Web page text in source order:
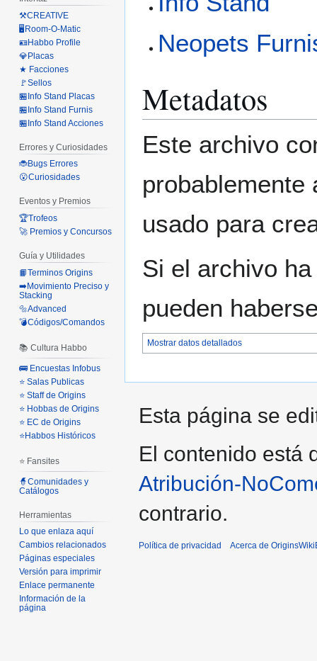
Neopets
Metadatos
Este archivo
probablemente
usado para
Si el archivo
pueden
Mostrar datos detallados
⚒️CREATIVE
🖥️Room-O-Matic
🪪Habbo Profile
💎Placas
★ Facciones
🚩Sellos
🏪Info Stand Placas
🏪Info Stand Furnis
🏪Info Stand Acciones
Errores y Curiosidades
🐞Bugs Errores
😮Curiosidades
Eventos y Premios
🏆Trofeos
🚀 Premios y Concursos
Guía y Utilidades
📙Terminos Origins
➡️Movimiento Preciso y
Stacking
🔩Advanced
💣Códigos/Comandos
📚 Cultura Habbo
🚌 Encuestas Infobus
⭐ Salas Publicas
⭐ Staff de Origins
⭐ Hobbas de Origins
⭐ EC de Origins
⭐Habbos Históricos
⭐ Fansites
🧙Comunidades y
Catálogos
Herramientas
Lo que enlaza aquí
Cambios relacionados
Páginas especiales
Versión para imprimir
Enlace permanente
Información de la
página
Esta página se
El contenido está
Atribución-
contrario.
Política de privacidad Acerca de